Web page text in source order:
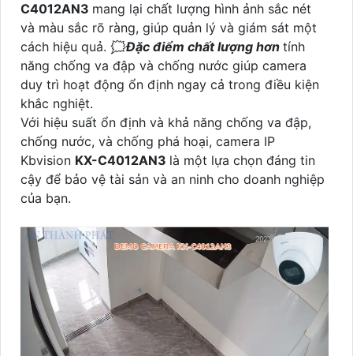
C4012AN3 mang lại chất lượng hình ảnh sắc nét
và màu sắc rõ ràng, giúp quản lý và giám sát một
cách hiệu quả. 🗯️Đặc điểm chất lượng hơn tính
năng chống va đập và chống nước giúp camera
duy trì hoạt động ổn định ngay cả trong điều kiện
khắc nghiệt.
Với hiệu suất ổn định và khả năng chống va đập,
chống nước, và chống phá hoại, camera IP
Kbvision KX-C4012AN3 là một lựa chọn đáng tin
cậy để bảo vệ tài sản và an ninh cho doanh nghiệp
của bạn.